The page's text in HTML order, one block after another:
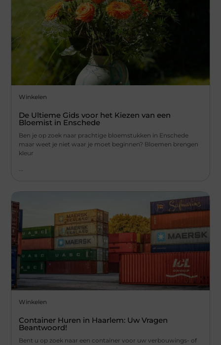
Winkelen
De Ultieme Gids voor het Kiezen van een
Bloemist in Enschede
Ben je op zoek naar prachtige bloemstukken in Enschede
maar weet je niet waar je moet beginnen? Bloemen brengen
kleur
...
Winkelen
Container Huren in Haarlem: Uw Vragen
Beantwoord!
Bent u op zoek naar een container voor uw verbouwings- of